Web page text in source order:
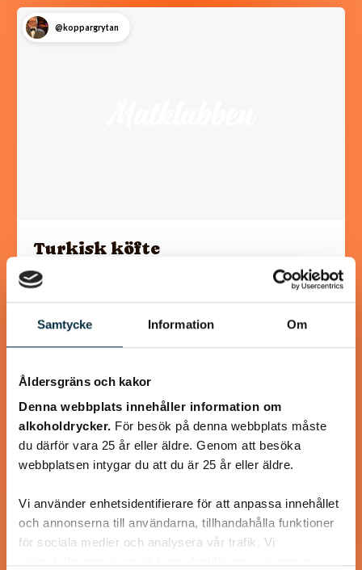
Samtycke Information Om
Åldersgräns och kakor
Denna webbplats innehåller information om
alkoholdrycker. För besök på denna webbplats måste
du därför vara 25 år eller äldre. Genom att besöka
webbplatsen intygar du att du är 25 år eller äldre.
Vi använder enhetsidentifierare för att anpassa innehållet
och annonserna till användarna, tillhandahålla funktioner
för sociala medier och analysera vår trafik. Vi
@koppargrytan
Turkisk köfte
En längtan till Turkisk mat
@heartfriend